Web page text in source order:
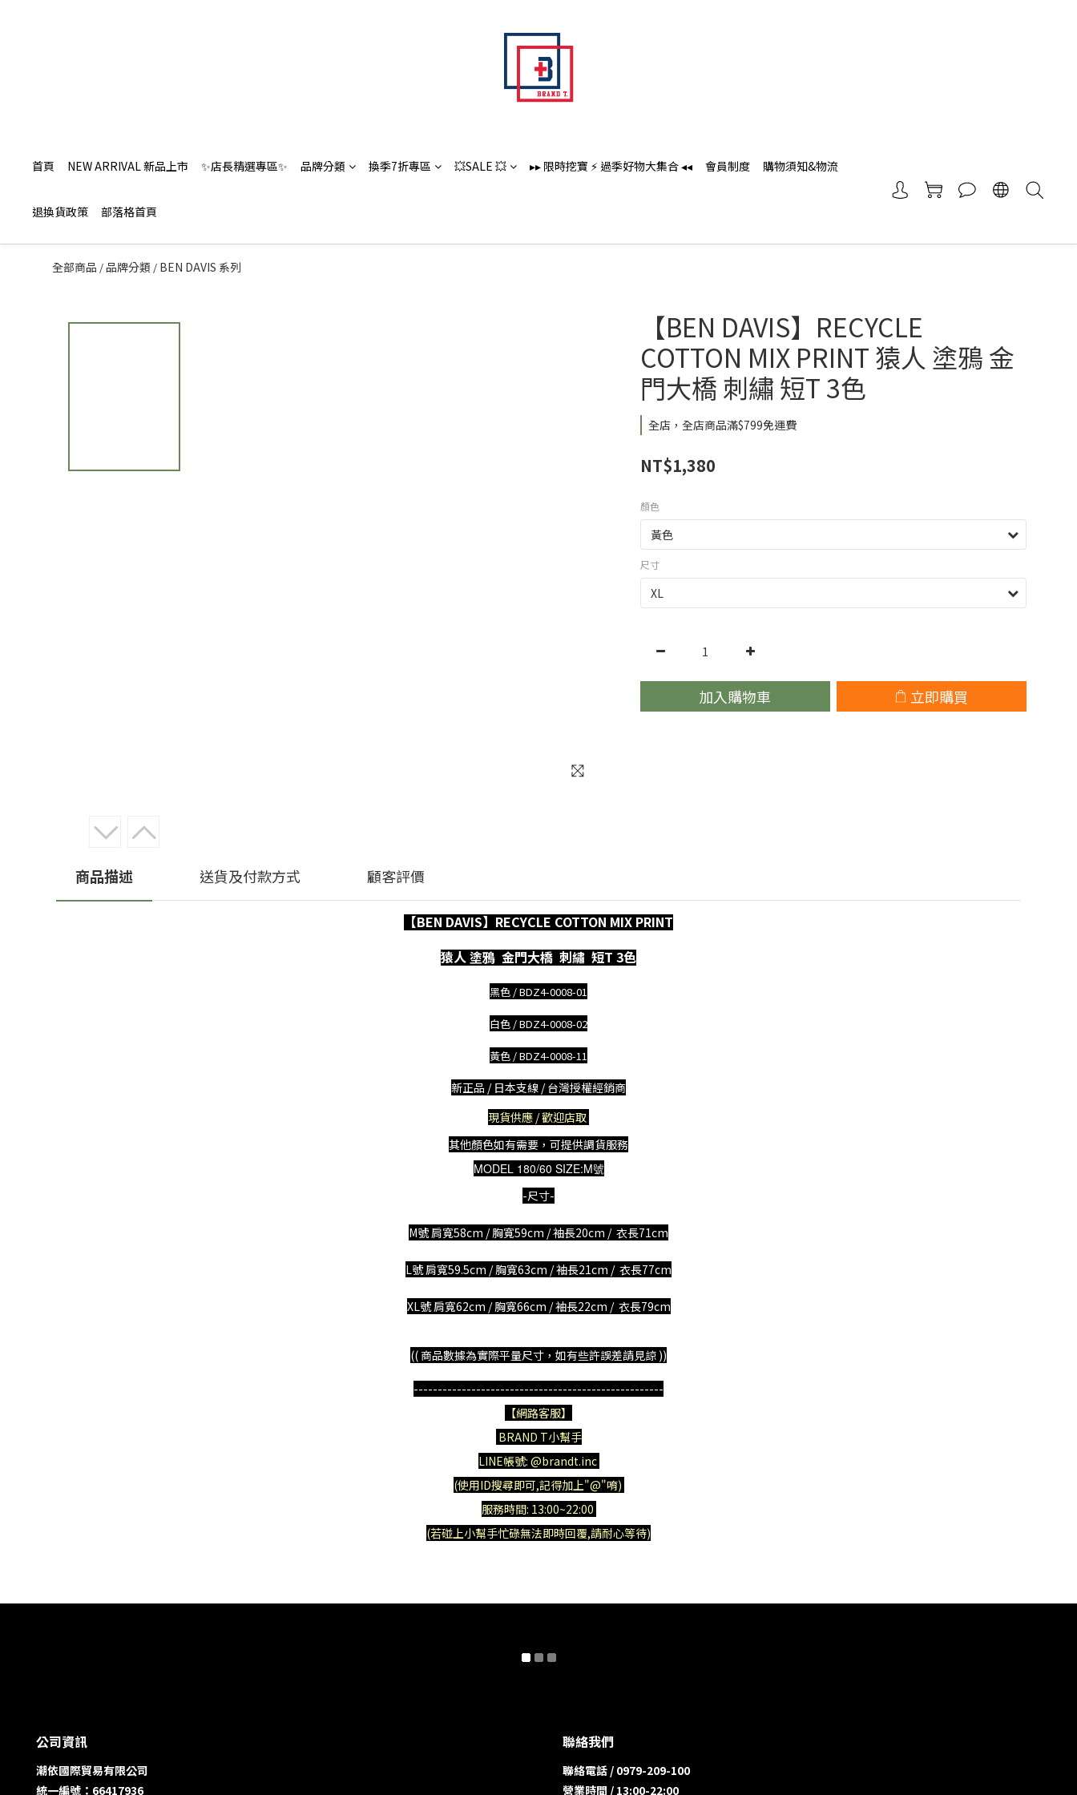
首頁 NEW ARRIVAL 新品上市 ✨店長精選專區✨ 品牌分類 換季7折專區 💥SALE 💥 ▸▸ 限時挖寶 ⚡️ 過季好物大集合 ◂◂ 會員制度 購物須知&物流
退換貨政策 部落格首頁
全部商品 /品牌分類 / BEN DAVIS 系列
【BEN DAVIS】RECYCLE
COTTON MIX PRINT 猿人 塗鴉 金
門大橋 刺繡 短T 3色
全店，全店商品滿$799免運費
NT$1,380
顏色
尺寸
加入購物車 立即購買
商品描述 送貨及付款方式 顧客評價
【BEN DAVIS】 RECYCLE COTTON MIX PRINT
猿人 塗鴉 金門大橋 刺繡 短T 3色
黑色 /BDZ4-0008-01
白色 /BDZ4-0008-02
黃色 /BDZ4-0008-11
新正品 / 日本支線 / 台灣授權經銷商
現貨供應 / 歡迎店取
其他顏色如有需要，可提供調貨服務
MODEL 180/60 SIZE:M號
-尺寸-
M號 肩寬58cm / 胸寬59cm / 袖長20cm / 衣長71cm
L號 肩寬59.5cm / 胸寬63cm / 袖長21cm / 衣長77cm
XL號 肩寬62cm / 胸寬66cm / 袖長22cm / 衣長79cm
(( 商品數據為實際平量尺寸，如有些許誤差請見諒 ))
----------------------------------------------------
【網路客服】
BRAND T小幫手
LINE帳號: @brandt.inc
(使用ID搜尋即可,記得加上"@"唷)
服務時間: 13:00~22:00
(若碰上小幫手忙碌無法即時回覆,請耐心等待)
公司資訊
潮依國際貿易有限公司
統一編號：66417936
聯絡我們
聯絡電話 / 0979-209-100
營業時間 / 13:00-22:00